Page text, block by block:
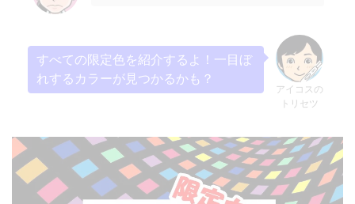
アイコスの
トリセツ
すべての限定色を紹介するよ！一目ぼ
れするカラーが見つかるかも？